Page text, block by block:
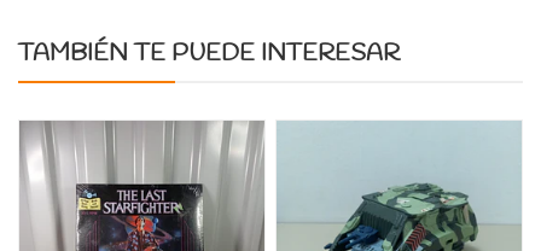
TAMBIÉN TE PUEDE INTERESAR